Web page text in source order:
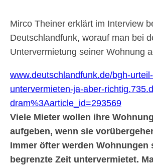
Mirco Theiner erklärt im Interview
Deutschlandfunk, worauf man bei
Untervermietung seiner Wohnung
www.deutschlandfunk.de/bgh-urteil-
untervermieten-ja-aber-
dram%3Aarticle_id=293569
Viele Mieter wollen ihre
aufgeben, wenn sie
Immer öfter werden Wohnungen
begrenzte Zeit untervermietet.